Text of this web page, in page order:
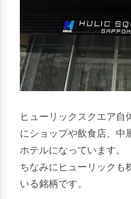
ヒューリックスクエア自
にショップや飲食店、中
ホテルになっています。
ちなみにヒューリックも
いる銘柄です。